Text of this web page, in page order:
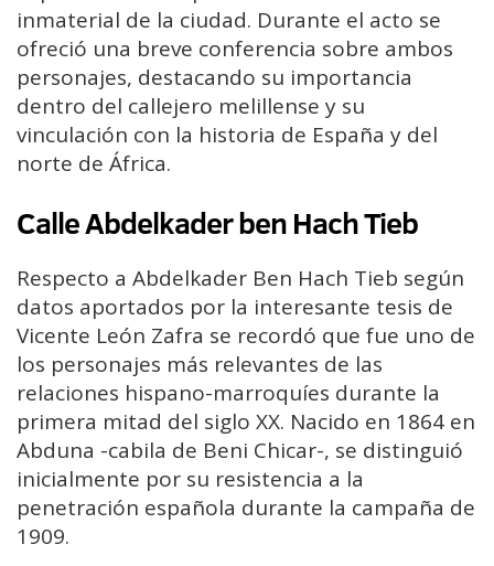
inmaterial de la ciudad. Durante el acto se
ofreció una breve conferencia sobre ambos
personajes, destacando su importancia
dentro del callejero melillense y su
vinculación con la historia de España y del
norte de África.
Calle Abdelkader ben Hach Tieb
Respecto a Abdelkader Ben Hach Tieb según
datos aportados por la interesante tesis de
Vicente León Zafra se recordó que fue uno de
los personajes más relevantes de las
relaciones hispano-marroquíes durante la
primera mitad del siglo XX. Nacido en 1864 en
Abduna -cabila de Beni Chicar-, se distinguió
inicialmente por su resistencia a la
penetración española durante la campaña de
1909.